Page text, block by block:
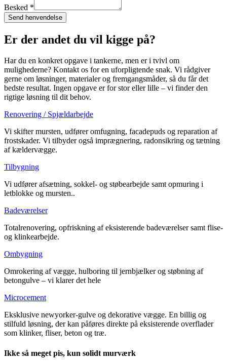
Besked
Telefon
Besked *
Send henvendelse
Er der andet du vil kigge på?
Har du en konkret opgave i tankerne, men er i tvivl om
mulighederne? Kontakt os for en uforpligtende snak. Vi rådgiver
gerne om løsninger, materialer og fremgangsmåder, så du får det
bedste resultat. Ingen opgave er for stor eller lille – vi finder den
rigtige løsning til dit behov.
Renovering / Spjældarbejde
Vi skifter mursten, udfører omfugning, facadepuds og reparation af
frostskader. Vi tilbyder også imprægnering, radonsikring og tætning
af kældervægge.
Tilbygning
Vi udfører afsætning, sokkel- og støbearbejde samt opmuring i
letblokke og mursten..
Badeværelser
Totalrenovering, opfriskning af eksisterende badeværelser samt flise-
og klinkearbejde.
Ombygning
Omrokering af vægge, hulboring til jernbjælker og støbning af
betongulve – vi klarer det hele
Microcement
Eksklusive newyorker-gulve og dekorative vægge. En billig og
stilfuld løsning, der kan påføres direkte på eksisterende overflader
som klinker, fliser, beton og træ.
Ikke så meget pis, kun solidt murværk